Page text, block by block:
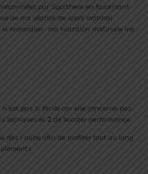
par Sporthem en favorisant
de ma séance de sport matinal.
le remarquer, ma nutrition matinale me
pas si facile car elle concerne pas
lactiques et 2 de booster performance.
dès l’aube afin de profiter tout au long